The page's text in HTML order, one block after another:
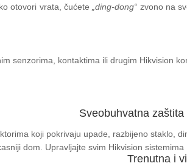
otovori vrata, čućete„ding-dong“ zvono na
senzorima, kontaktima ili drugim Hikvision
Sveobuhvatna
koji pokrivaju upade, razbijeno staklo,
dom. Upravljajte svim Hikvision
Trenutna i